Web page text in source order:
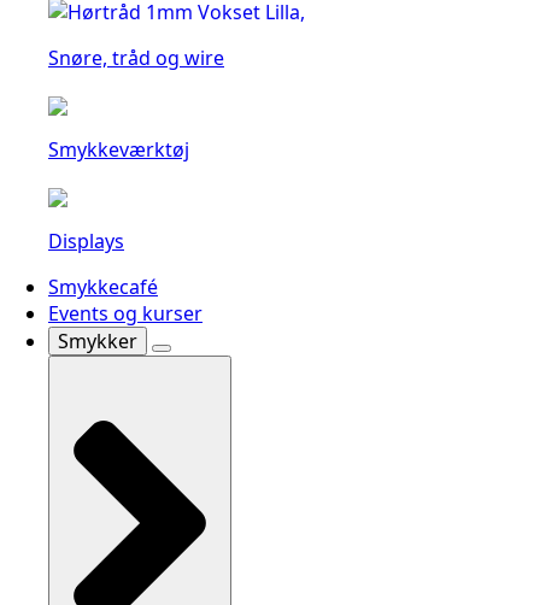
Snøre, tråd og wire
Smykkeværktøj
Displays
Smykkecafé
Events og kurser
Smykker